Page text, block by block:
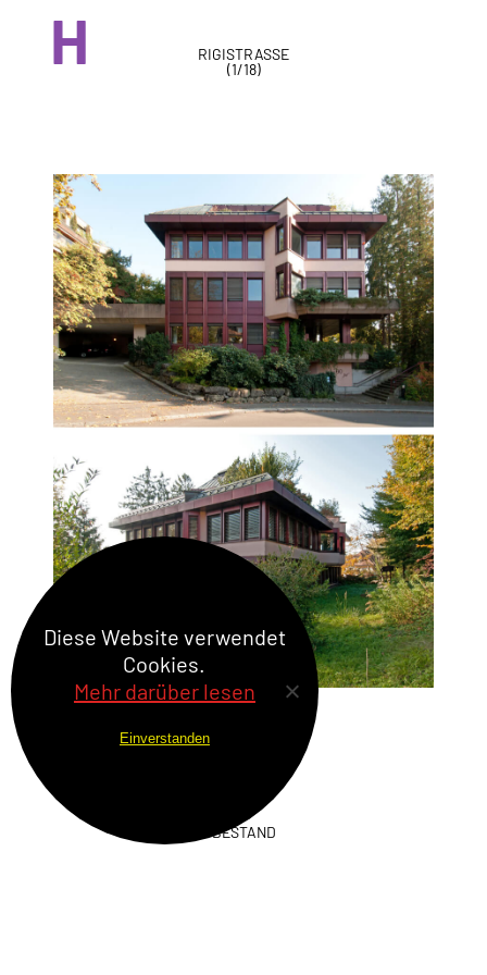
H
RIGISTRASSE
(1/18)
BESTAND
Diese Website verwendet
Cookies.
Mehr darüber lesen
Einverstanden